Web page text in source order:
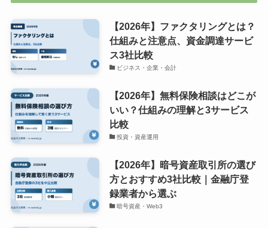
【2026年】ファクタリングとは？
仕組みと注意点、資金調達サービ
ス3社比較
ビジネス・企業・会計
【2026年】無料保険相談はどこが
いい？仕組みの理解と3サービス
比較
投資・資産運用
【2026年】暗号資産取引所の選び
方とおすすめ3社比較｜金融庁登
録業者から選ぶ
暗号資産・Web3